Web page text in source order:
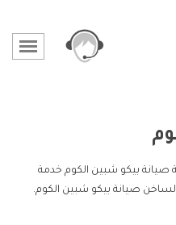
صيانة بيكو شبين الكوم خدمة
صيانة بيكو شبين الكوم.